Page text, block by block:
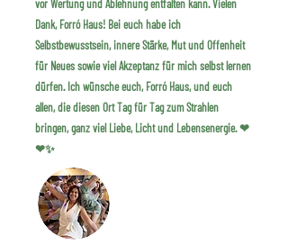
vor Wertung und Ablehnung entfalten kann. Vielen
Dank, Forró Haus! Bei euch habe ich
Selbstbewusstsein, innere Stärke, Mut und Offenheit
für Neues sowie viel Akzeptanz für mich selbst lernen
dürfen. Ich wünsche euch, Forró Haus, und euch
allen, die diesen Ort Tag für Tag zum Strahlen
bringen, ganz viel Liebe, Licht und Lebensenergie. ❤
❤✨